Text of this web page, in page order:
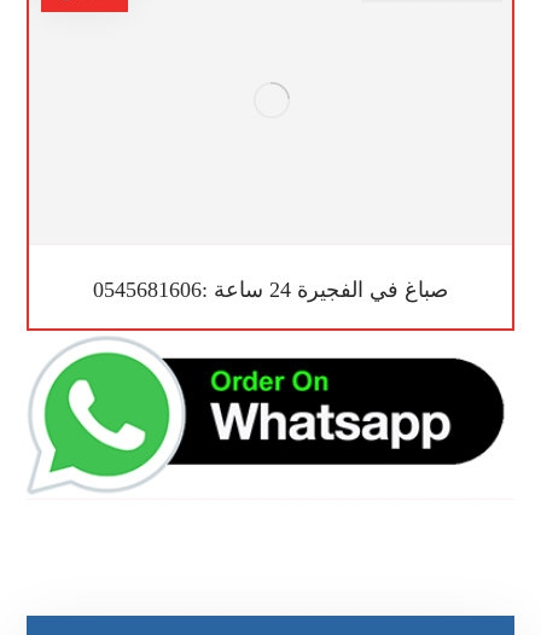
صباغ في الفجيرة 24 ساعة :0545681606